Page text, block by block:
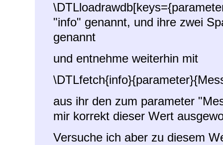
"info" genannt, und ihre zwei
genannt
und entnehme weiterhin mit
aus ihr den zum parameter
mir korrekt dieser Wert
Versuche ich aber zu diesem